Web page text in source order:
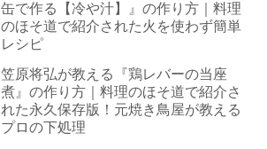
缶で作る【冷や汁】』の作り方｜料理
のほそ道で紹介された火を使わず簡単
レシピ
笠原将弘が教える『鶏レバーの当座
煮』の作り方｜料理のほそ道で紹介さ
れた永久保存版！元焼き鳥屋が教える
プロの下処理